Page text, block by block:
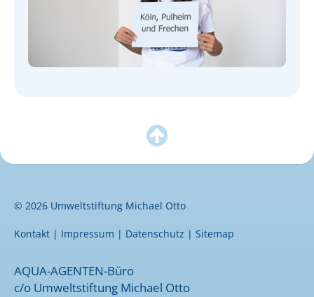

© 2026 Umweltstiftung Michael Otto
Kontakt | Impressum | Datenschutz | Sitemap
AQUA-AGENTEN-Büro
c/o Umweltstiftung Michael Otto